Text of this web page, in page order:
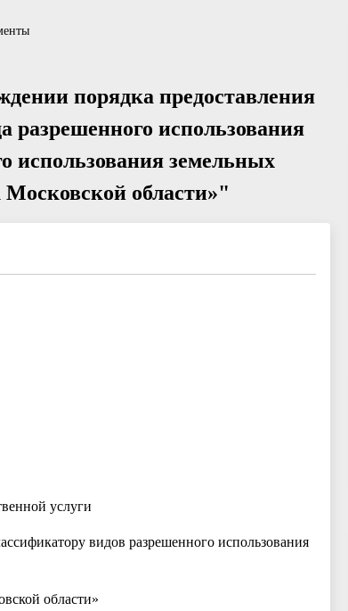
порядка предоставления
разрешенного использования
использования земельных
Московской области»"
услуги
видов разрешенного использования
области»